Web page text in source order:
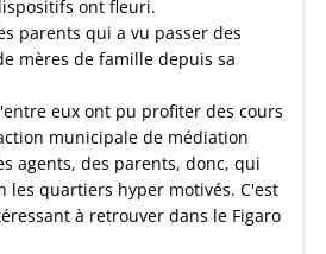
ont fleuri.
parents qui a vu passer des
mères de famille depuis sa
eux ont pu profiter des cours
municipale de médiation
agents, des parents, donc, qui
les quartiers hyper motivés. C'est
à retrouver dans le Figaro